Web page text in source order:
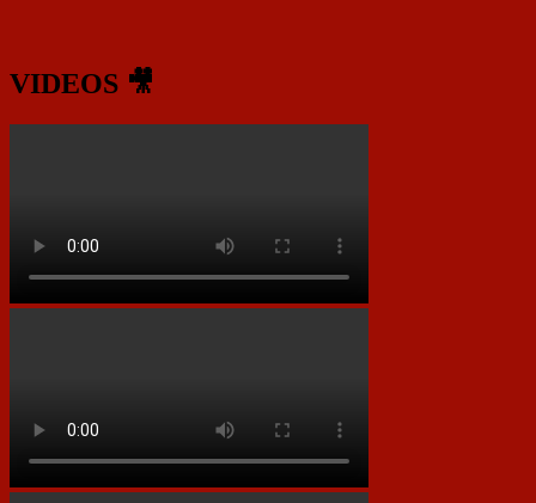
VIDEOS 🎥